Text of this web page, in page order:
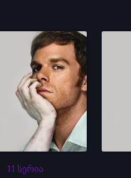
11 სერია